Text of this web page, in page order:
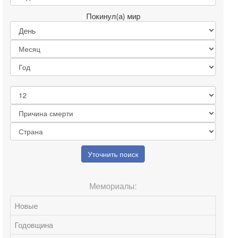
Покинул(а) мир
Уточнить поиск
Мемориалы:
Новые
Годовщина